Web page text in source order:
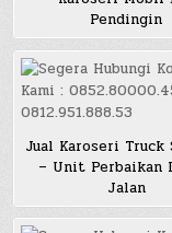
Pendingin
Jual Karoseri
– Unit Perbaikan
Jalan